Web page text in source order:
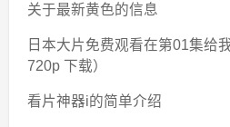
关于最新黄色的信息
日本大片免费观看在第01集给
720p 下载）
看片神器i的简单介绍